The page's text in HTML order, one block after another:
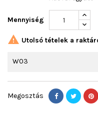
Mennyiség
 Utolsó tételek a
W03
Megosztás